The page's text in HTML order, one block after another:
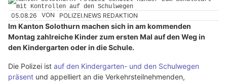
05.08.26 VON POLIZEI.NEWS REDAKTION
Im Kanton Solothurn machen sich in am kommenden
Montag zahlreiche Kinder zum ersten Mal auf den Weg in
den Kindergarten oder in die Schule.
Die Polizei ist auf den Kindergarten- und den Schulwegen
präsent und appelliert an die Verkehrsteilnehmenden,